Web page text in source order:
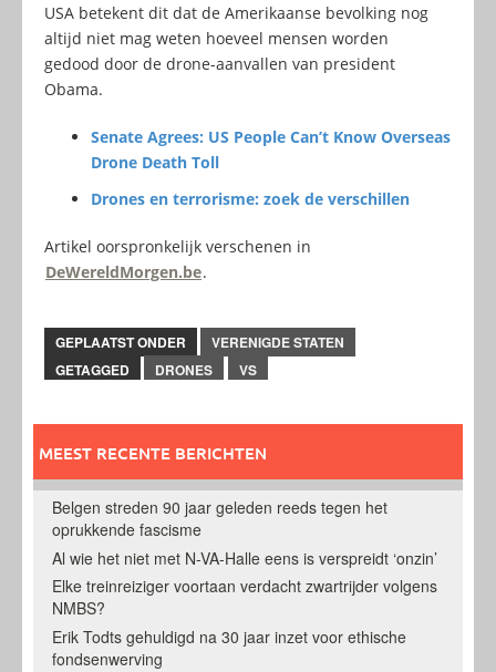
USA betekent dit dat de Amerikaanse bevolking nog
altijd niet mag weten hoeveel mensen worden
gedood door de drone-aanvallen van president
Obama.
Senate Agrees: US People Can’t Know Overseas
Drone Death Toll
Drones en terrorisme: zoek de verschillen
Artikel oorspronkelijk verschenen in
DeWereldMorgen.be.
GEPLAATST ONDER
VERENIGDE STATEN
GETAGGED
DRONES VS
MEEST RECENTE BERICHTEN
Belgen streden 90 jaar geleden reeds tegen het
oprukkende fascisme
Al wie het niet met N-VA-Halle eens is verspreidt ‘onzin’
Elke treinreiziger voortaan verdacht zwartrijder volgens
NMBS?
Erik Todts gehuldigd na 30 jaar inzet voor ethische
fondsenwerving